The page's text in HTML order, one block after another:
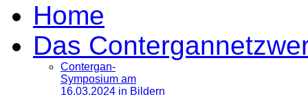
Home
Das
Contergan-
Symposium am
16.03.2024 in Bildern